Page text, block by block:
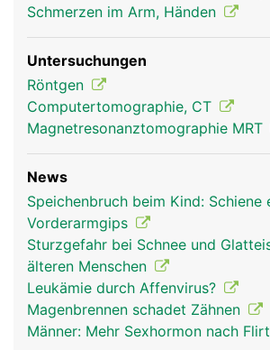
Schmerzen im Arm, Händen
Untersuchungen
Röntgen
Computertomographie, CT
Magnetresonanztomographie MRT
News
Speichenbruch beim Kind: Schiene
Vorderarmgips
Sturzgefahr bei Schnee und
älteren Menschen
Leukämie durch Affenvirus?
Magenbrennen schadet Zähnen
Männer: Mehr Sexhormon nach